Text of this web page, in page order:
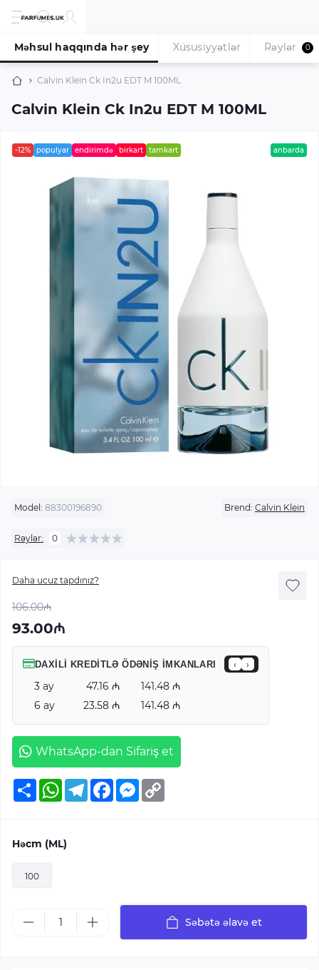
Calvin Klein Ck In2u EDT M 100ML
Calvin Klein Ck In2u EDT M 100ML
Məhsul haqqında hər şey Xüsusiyyətlər Rəylər 0
-12% populyar endirimdə birkart tamkart anbarda
Model: 88300196890 Brend: Calvin Klein
Rəylər: 0
Daha ucuz tapdınız?
106.00₼
93.00₼
DAXILI KREDITLƏ ÖDƏNIŞ IMKANLARI ‹ ›
3 ay 47.16
141.48
6 ay
23.58 141.48
WhatsApp-dan Sifariş et
РесурсWhatsApp
TelegramFacebookMessenger
Həcm (ML)
100
Səbətə əlavə et